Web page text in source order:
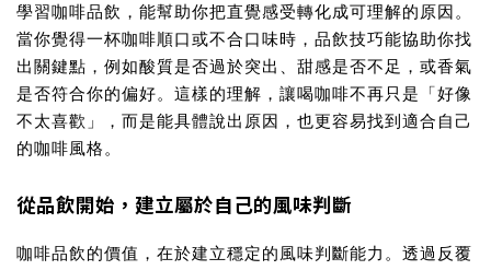
學習咖啡品飲，能幫助你把直覺感受轉化成可理解的原因。
當你覺得一杯咖啡順口或不合口味時，品飲技巧能協助你找
出關鍵點，例如酸質是否過於突出、甜感是否不足，或香氣
是否符合你的偏好。這樣的理解，讓喝咖啡不再只是「好像
不太喜歡」，而是能具體說出原因，也更容易找到適合自己
的咖啡風格。
從品飲開始，建立屬於自己的風味判斷
咖啡品飲的價值，在於建立穩定的風味判斷能力。透過反覆